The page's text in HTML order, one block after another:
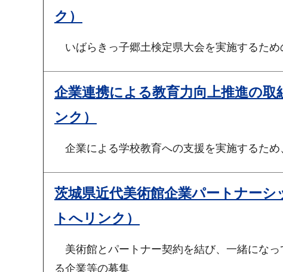
ク）
いばらきっ子郷土検定県大会を実施するた
企業連携による教育力向上推進の取
ンク）
企業による学校教育への支援を実施するた
茨城県近代美術館企業パートナーシ
トへリンク）
美術館とパートナー契約を結び、一緒になっ
る企業等の募集